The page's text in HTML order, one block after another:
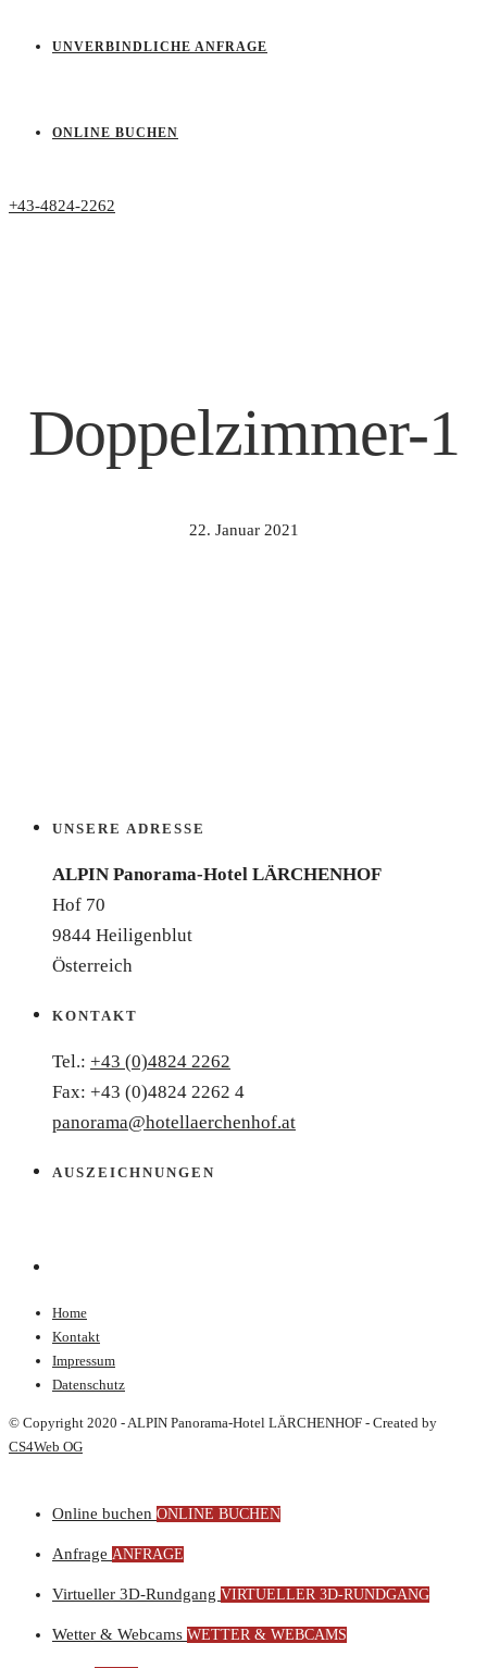
UNVERBINDLICHE ANFRAGE
ONLINE BUCHEN
+43-4824-2262
Doppelzimmer-1
22. Januar 2021
UNSERE ADRESSE
ALPIN Panorama-Hotel LÄRCHENHOF
Hof 70
9844 Heiligenblut
Österreich
KONTAKT
Tel.: +43 (0)4824 2262
Fax: +43 (0)4824 2262 4
panorama@hotellaerchenhof.at
AUSZEICHNUNGEN
Home
Kontakt
Impressum
Datenschutz
© Copyright 2020 - ALPIN Panorama-Hotel LÄRCHENHOF - Created by
CS4Web OG
Online buchen ONLINE BUCHEN
Anfrage ANFRAGE
Virtueller 3D-Rundgang VIRTUELLER 3D-RUNDGANG
Wetter & Webcams WETTER & WEBCAMS